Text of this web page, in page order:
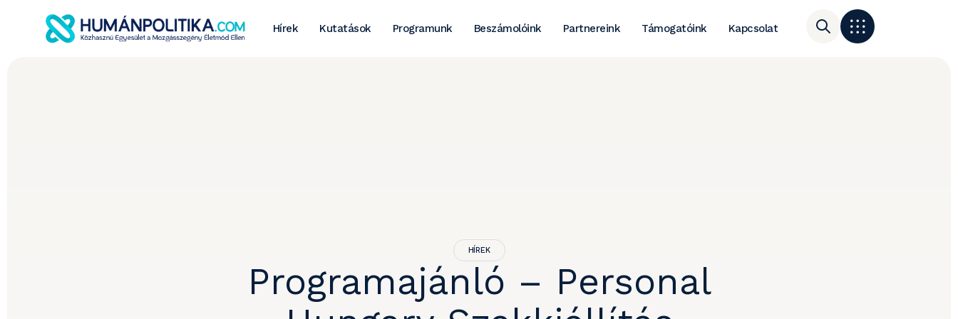
Hírek Kutatások Programunk Beszámolóink Partnereink Támogatóink Kapcsolat
HÍREK
Programajánló – Personal